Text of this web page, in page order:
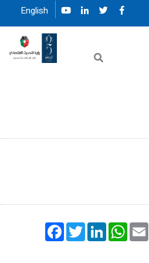
English
FacebookTwitterLinkedIn
WhatsAppEmail